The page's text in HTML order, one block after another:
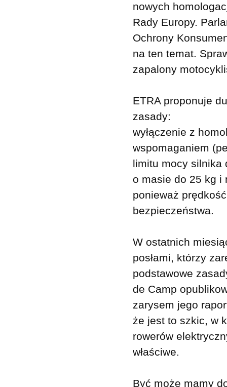
nowych
Rady Europy.
Ochrony
na ten temat.
zapalony
ETRA proponuje
zasady:
wyłączenie z
wspomaganiem
limitu mocy silnika
o masie do 25 kg i
ponieważ
bezpieczeństwa.
W ostatnich
posłami, którzy
podstawowe
de Camp
zarysem jego
że jest to szkic, w
rowerów
właściwe.
Być może mamy